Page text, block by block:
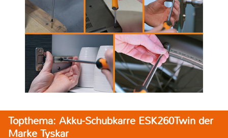
Topthema: Akku-Schubkarre ESK260Twin der
Marke Tyskar